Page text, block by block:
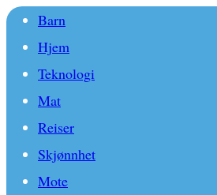
Barn
Hjem
Teknologi
Mat
Reiser
Skjønnhet
Mote